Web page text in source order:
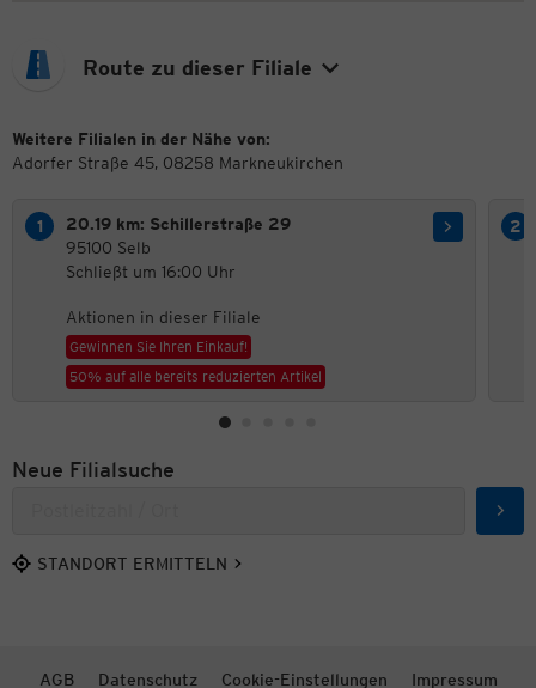
Route zu dieser Filiale
Weitere Filialen in der Nähe von:
Adorfer Straße 45, 08258 Markneukirchen
20.19 km: Schillerstraße 29
95100 Selb
Schließt um 16:00 Uhr
Aktionen in dieser Filiale
Gewinnen Sie Ihren Einkauf!
50% auf alle bereits reduzierten Artikel
Neue Filialsuche
STANDORT ERMITTELN
AGB Datenschutz Cookie-Einstellungen Impressum